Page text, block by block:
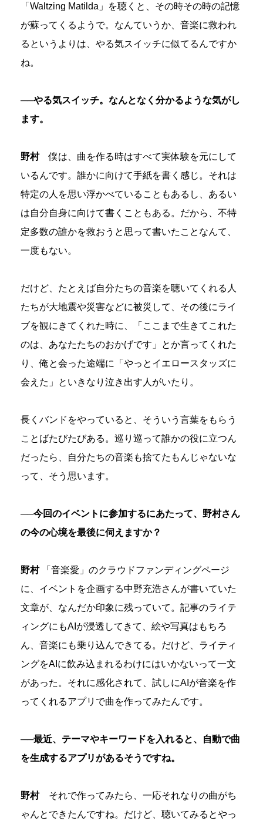
「Waltzing Matilda」を聴くと、その時その時の記憶
が蘇ってくるようで。なんていうか、音楽に救われ
るというよりは、やる気スイッチに似てるんですか
ね。
──やる気スイッチ。なんとなく分かるような気がし
ます。
野村僕は、曲を作る時はすべて実体験を元にして
いるんです。誰かに向けて手紙を書く感じ。それは
特定の人を思い浮かべていることもあるし、あるい
は自分自身に向けて書くこともある。だから、不特
定多数の誰かを救おうと思って書いたことなんて、
一度もない。
だけど、たとえば自分たちの音楽を聴いてくれる人
たちが大地震や災害などに被災して、その後にライ
ブを観にきてくれた時に、「ここまで生きてこれた
のは、あなたたちのおかげです」とか言ってくれた
り、俺と会った途端に「やっとイエロースタッズに
会えた」といきなり泣き出す人がいたり。
長くバンドをやっていると、そういう言葉をもらう
ことばたびたびある。巡り巡って誰かの役に立つん
だったら、自分たちの音楽も捨てたもんじゃないな
って、そう思います。
──今回のイベントに参加するにあたって、野村さん
の今の心境を最後に伺えますか？
野村「音楽愛」のクラウドファンディングページ
に、イベントを企画する中野充浩さんが書いていた
文章が、なんだか印象に残っていて。記事のライテ
ィングにもAIが浸透してきて、絵や写真はもちろ
ん、音楽にも乗り込んできてる。だけど、ライティ
ングをAIに飲み込まれるわけにはいかないって一文
があった。それに感化されて、試しにAIが音楽を作
ってくれるアプリで曲を作ってみたんです。
──最近、テーマやキーワードを入れると、自動で曲
を生成するアプリがあるそうですね。
野村それで作ってみたら、一応それなりの曲がち
ゃんとできたんですね。だけど、聴いてみるとやっ